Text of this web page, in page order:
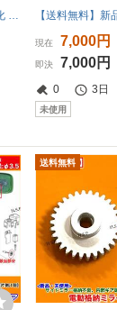
保証【送料無料】新品 強化 イグニッションコイル 3本SET【スクラム トラック DG63T DG62T DG52T DH52T】K6A F6A 1A12-18-100 1A07-18-100A
現在 7,000円
即決 7,000円
0 3日
未使用
送料無料